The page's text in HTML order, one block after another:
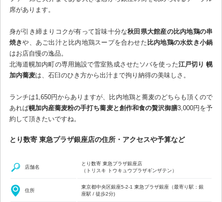
席があります。
身が引き締まりコクが有って旨味十分な秋田県大館産の比内地鶏の串
焼きや、あご出汁と比内地鶏スープを合わせた 比内地鶏の水炊き小鍋
はお店自慢の逸品。
北海道幌加内町の専用施設で雪室熟成させたソバを使った江戸切り 幌
加内蕎麦は、石臼のひき方から出汁まで拘り納得の美味しさ。
ランチは1,650円からありますが、比内地鶏と蕎麦のどちらも頂くので
あれば幌加内産蕎麦粉の手打ち蕎麦と創作和食の贅沢御膳3,000円を予
約して頂きたいですね。
とり数寄 東急プラザ銀座店の住所・アクセスや予算など
店舗名
とり数寄 東急プラザ銀座店
（トリスキ トウキュウプラザギンザテン）
住所
東京都中央区銀座5-2-1 東急プラザ銀座（最寄り駅：銀
座駅 / 徒歩2分)